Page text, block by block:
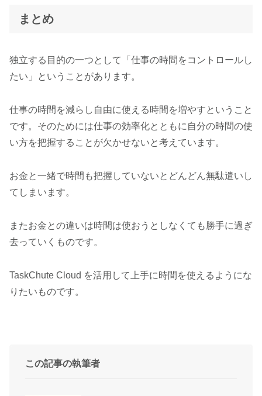
まとめ
独立する目的の一つとして「仕事の時間をコントロールし
たい」ということがあります。
仕事の時間を減らし自由に使える時間を増やすということ
です。そのためには仕事の効率化とともに自分の時間の使
い方を把握することが欠かせないと考えています。
お金と一緒で時間も把握していないとどんどん無駄遣いし
てしまいます。
またお金との違いは時間は使おうとしなくても勝手に過ぎ
去っていくものです。
TaskChute Cloud を活用して上手に時間を使えるようにな
りたいものです。
この記事の執筆者